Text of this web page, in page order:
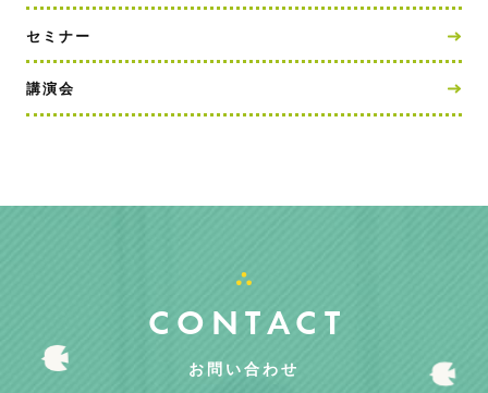
セミナー
講演会
CONTACT
お問い合わせ